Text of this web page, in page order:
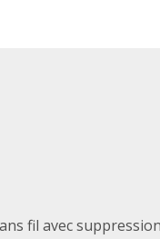
fil avec